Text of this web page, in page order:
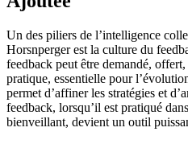
Un des piliers de l’intelligence
Horsnperger est la culture du
feedback peut être demandé,
pratique, essentielle pour
permet d’affiner les stratégies et
feedback, lorsqu’il est pratiqué
bienveillant, devient un outil